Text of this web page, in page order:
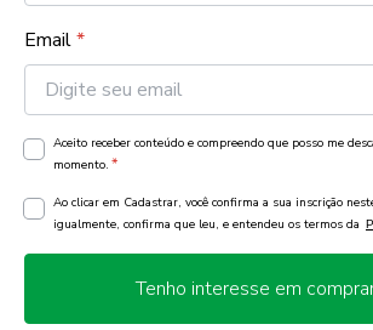
Email*
Aceito receber conteúdo e compreendo que posso me
momento. *
Ao clicar em Cadastrar, você confirma a sua inscrição
igualmente, confirma que leu, e entendeu os termos da
Tenho interesse em